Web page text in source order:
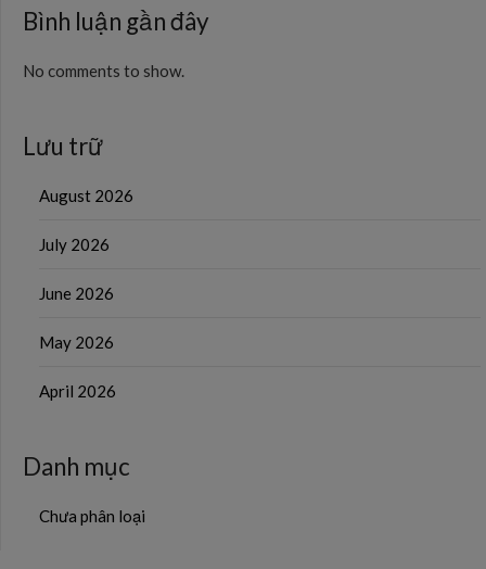
Bình luận gần đây
No comments to show.
Lưu trữ
August 2026
July 2026
June 2026
May 2026
April 2026
Danh mục
Chưa phân loại